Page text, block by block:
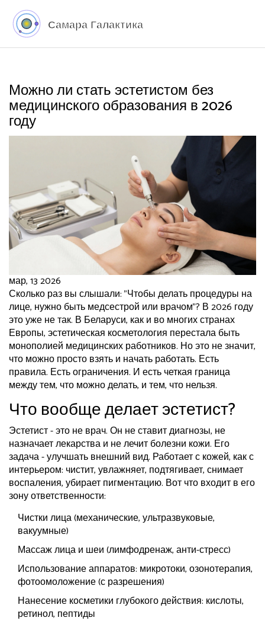
Можно ли стать эстетистом без
медицинского образования в 2026
году
мар, 13 2026
Сколько раз вы слышали: "Чтобы делать процедуры на
лице, нужно быть медсестрой или врачом"? В 2026 году
это уже не так. В Беларуси, как и во многих странах
Европы, эстетическая косметология перестала быть
монополией медицинских работников. Но это не значит,
что можно просто взять и начать работать. Есть
правила. Есть ограничения. И есть четкая граница
между тем, что можно делать, и тем, что нельзя.
Что вообще делает эстетист?
Эстетист - это не врач. Он не ставит диагнозы, не
назначает лекарства и не лечит болезни кожи. Его
задача - улучшать внешний вид. Работает с кожей, как с
интерьером: чистит, увлажняет, подтягивает, снимает
воспаления, убирает пигментацию. Вот что входит в его
зону ответственности:
Чистки лица (механические, ультразвуковые,
вакуумные)
Массаж лица и шеи (лимфодренаж, анти-стресс)
Использование аппаратов: микротоки, озонотерапия,
фотоомоложение (с разрешения)
Нанесение косметики глубокого действия: кислоты,
ретинол, пептиды